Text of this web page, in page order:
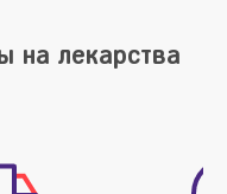
на лекарства